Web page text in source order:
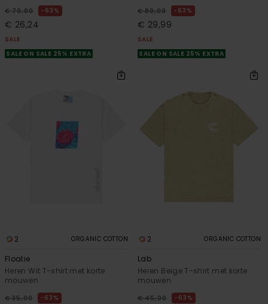
€ 70,00 63%
€ 26,24
SALE
SALE ON SALE 25% EXTRA
€ 80,00 63%
€ 29,99
SALE
SALE ON SALE 25% EXTRA
2 ORGANIC COTTON
Floatie
Heren Wit T-shirt met korte
mouwen
€ 35,00 63%
2 ORGANIC COTTON
Lab
Heren Beige T-shirt met korte
mouwen
€ 45,00 63%